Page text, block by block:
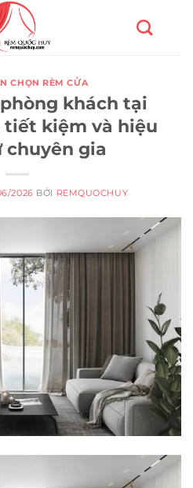
CHỌN RÈM CỬA
khách tại
tiết kiệm và hiệu
chuyên gia
2026 BỞI REMQUOCHUY